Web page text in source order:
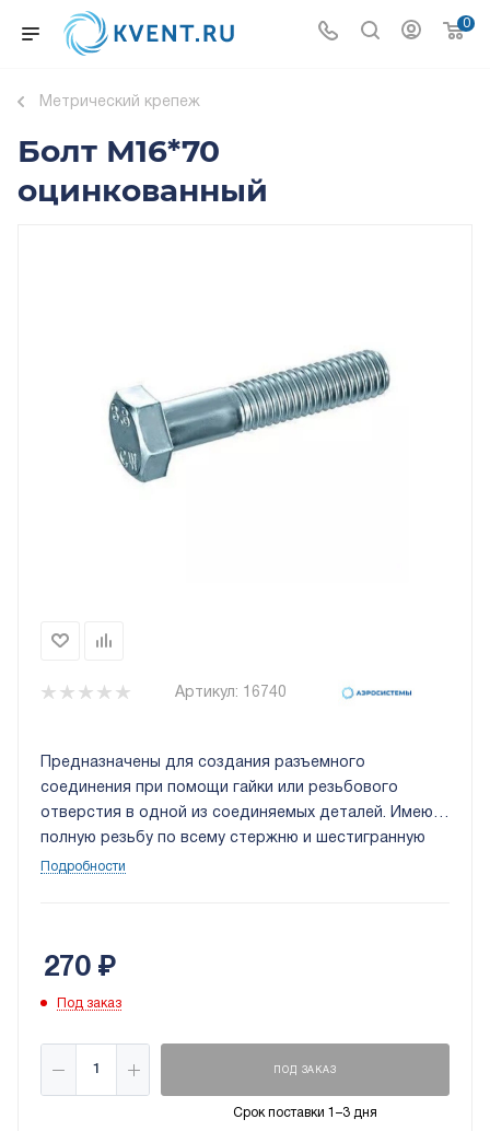
0
Метрический крепеж
Болт М16*70
оцинкованный
Артикул: 16740
Предназначены для создания разъемного
соединения при помощи гайки или резьбового
отверстия в одной из соединяемых деталей. Имеют
полную резьбу по всему стержню и шестигранную
головку под ключ. Цинковое покрытие защищает от
Подробности
270₽
Под заказ
ПОД ЗАКАЗ
Срок поставки 1–3 дня